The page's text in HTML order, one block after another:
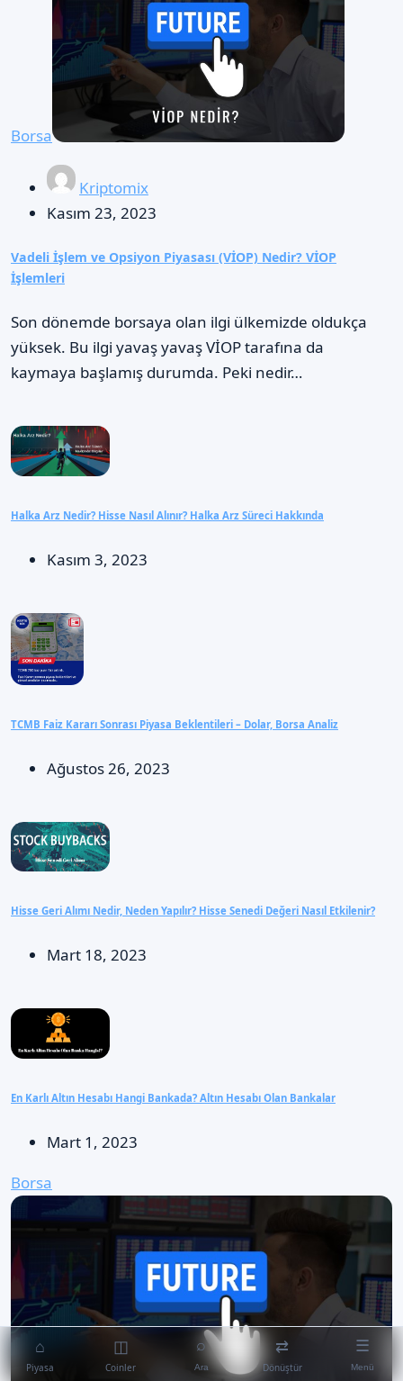
Borsa
Kriptomix
Kasım 23, 2023
Vadeli İşlem ve Opsiyon Piyasası (VİOP) Nedir? VİOP
İşlemleri
Son dönemde borsaya olan ilgi ülkemizde oldukça
yüksek. Bu ilgi yavaş yavaş VİOP tarafına da
kaymaya başlamış durumda. Peki nedir…
Halka Arz Nedir? Hisse Nasıl Alınır? Halka Arz Süreci Hakkında
Kasım 3, 2023
TCMB Faiz Kararı Sonrası Piyasa Beklentileri – Dolar, Borsa Analiz
Ağustos 26, 2023
Hisse Geri Alımı Nedir, Neden Yapılır? Hisse Senedi Değeri Nasıl Etkilenir?
Mart 18, 2023
En Karlı Altın Hesabı Hangi Bankada? Altın Hesabı Olan Bankalar
Mart 1, 2023
Borsa
⌂
Piyasa
◫
Coinler
⌕
Ara
⇄
Dönüştür
☰
Menü